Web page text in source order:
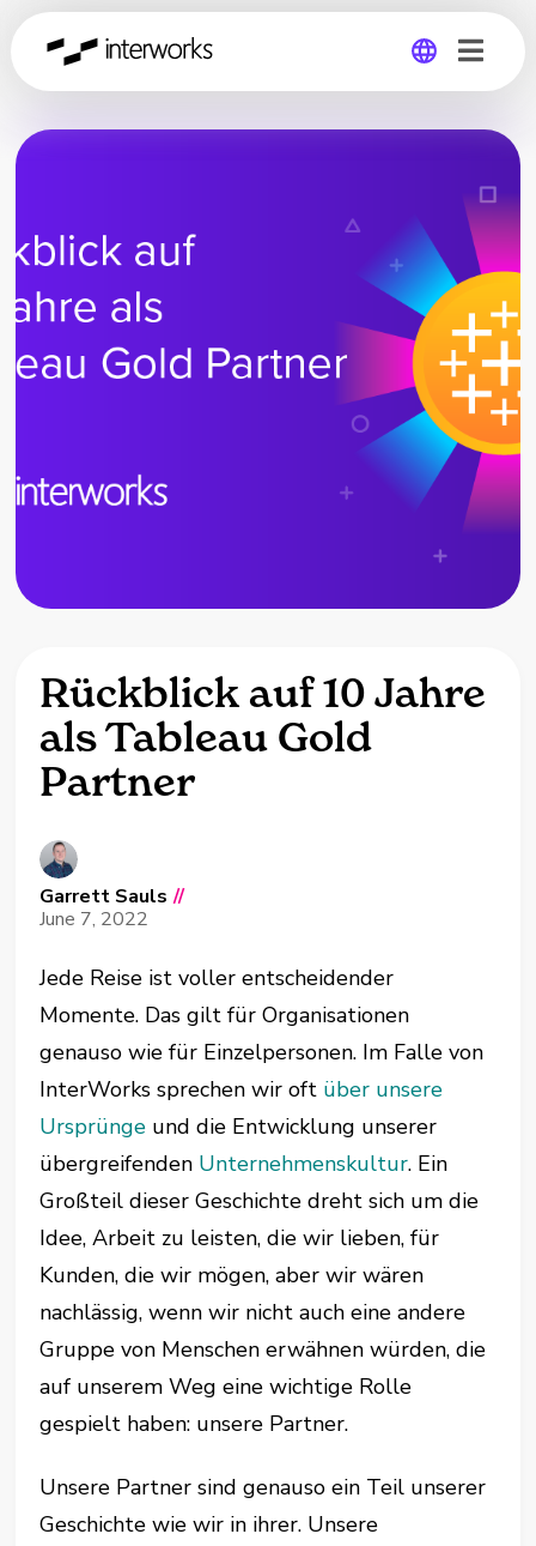
Global
Rückblick auf 10 Jahre
als Tableau Gold
Partner
Garrett Sauls //
June 7, 2022
Jede Reise ist voller entscheidender
Momente. Das gilt für Organisationen
genauso wie für Einzelpersonen. Im Falle von
InterWorks sprechen wir oft über unsere
Ursprünge und die Entwicklung unserer
übergreifenden Unternehmenskultur. Ein
Großteil dieser Geschichte dreht sich um die
Idee, Arbeit zu leisten, die wir lieben, für
Kunden, die wir mögen, aber wir wären
nachlässig, wenn wir nicht auch eine andere
Gruppe von Menschen erwähnen würden, die
auf unserem Weg eine wichtige Rolle
gespielt haben: unsere Partner.
Unsere Partner sind genauso ein Teil unserer
Geschichte wie wir in ihrer. Unsere